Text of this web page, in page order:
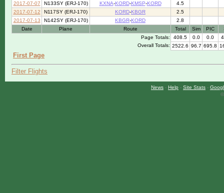
Page Totals: 408.5 0.0 0.0
Overall Totals: 2522.6 96.7 695.8
2017-07-07
N133SY (ERJ-170) KXNA-KORD-KMSP-KORD
4.5
2017-07-12
N117SY (ERJ-170) KORD-KBGR
2.5
2017-07-13
N142SY (ERJ-170) KBGR-KORD
2.8
Date
Plane Route Total Sim PIC
First Page
Filter Flights
News - Help - Site Stats -